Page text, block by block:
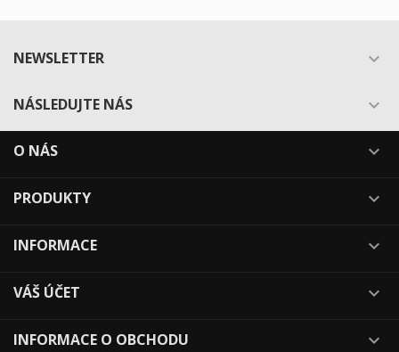
NEWSLETTER 
NÁSLEDUJTE NÁS 
O NÁS 
PRODUKTY 
INFORMACE 
VÁŠ ÚČET 
INFORMACE O OBCHODU 